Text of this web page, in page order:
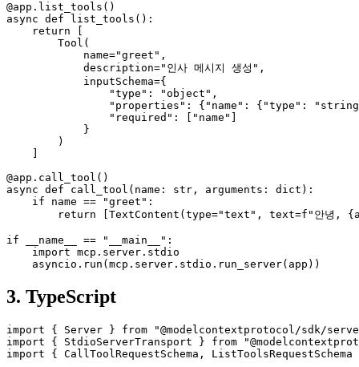
@app.list_tools()
async def list_tools():
    return [
        Tool(
            name="greet",
            description="인사 메시지 생성",
            inputSchema={
                "type": "object",
"properties": {"name": {"type":
                "required": ["name"]
            }
        )
@app.call_tool()
async def call_tool(name: str, arguments: dict):
    if name == "greet":
return [TextContent(type="text", text=f"안녕,
if __name__ == "__main__":
    import mcp.server.stdio
    asyncio.run(mcp.server.stdio.run_server(app))
3. TypeScript
import { Server } from "@modelcontextprotocol/sdk/
import { StdioServerTransport } from
import { CallToolRequestSchema,